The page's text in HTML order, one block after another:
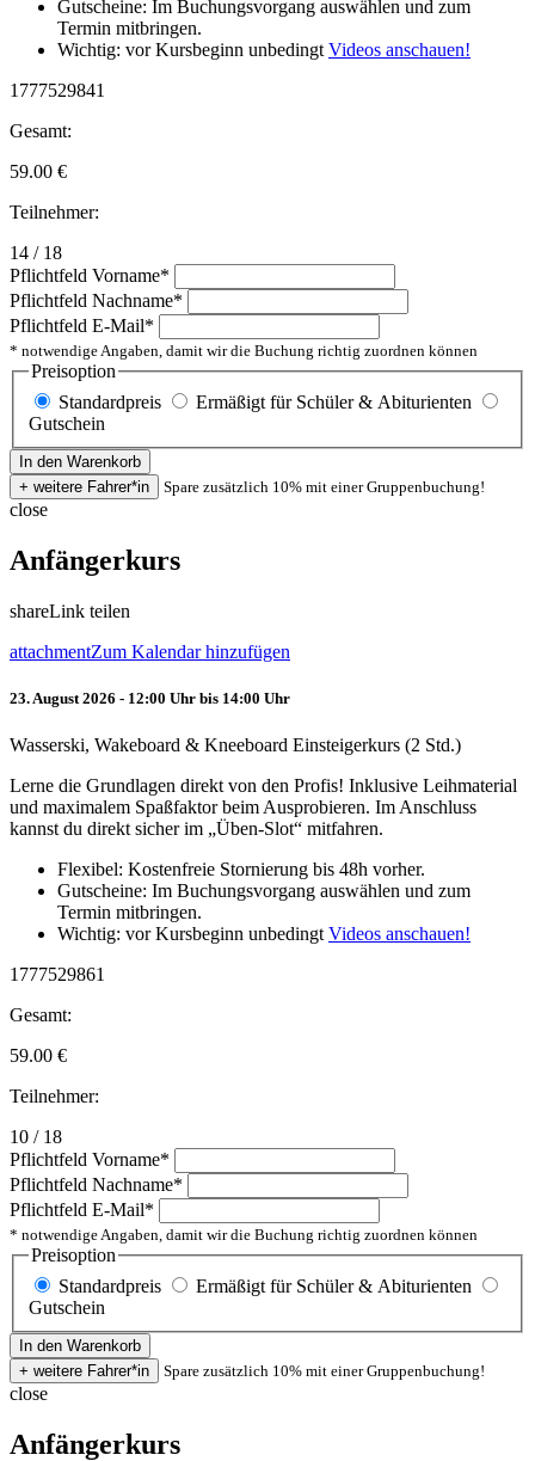
Gutscheine: Im Buchungsvorgang auswählen und zum
Termin mitbringen.
Wichtig: vor Kursbeginn unbedingtVideos anschauen!
1777529841
Gesamt:
59.00 €
Teilnehmer:
14 / 18
Pflichtfeld Vorname*
Pflichtfeld Nachname*
Pflichtfeld E-Mail*
* notwendige Angaben, damit wir die Buchung richtig zuordnen können
Preisoption
Standardpreis
Ermäßigt für Schüler & Abiturienten
Gutschein
Spare zusätzlich 10% mit einer Gruppenbuchung!
close
Anfängerkurs
shareLink teilen
attachmentZum Kalendar hinzufügen
23. August 2026 - 12:00 Uhr bis 14:00 Uhr
Wasserski, Wakeboard & Kneeboard Einsteigerkurs (2 Std.)
Lerne die Grundlagen direkt von den Profis! Inklusive Leihmaterial
und maximalem Spaßfaktor beim Ausprobieren. Im Anschluss
kannst du direkt sicher im „Üben-Slot“ mitfahren.
Flexibel: Kostenfreie Stornierung bis 48h vorher.
Gutscheine: Im Buchungsvorgang auswählen und zum
Termin mitbringen.
Wichtig: vor Kursbeginn unbedingt Videos anschauen!
1777529861
Gesamt:
59.00 €
Teilnehmer:
10 / 18
Pflichtfeld Vorname*
Pflichtfeld Nachname*
Pflichtfeld E-Mail*
* notwendige Angaben, damit wir die Buchung richtig zuordnen können
Preisoption
Standardpreis
Ermäßigt für Schüler & Abiturienten
Gutschein
Spare zusätzlich 10% mit einer Gruppenbuchung!
close
Anfängerkurs